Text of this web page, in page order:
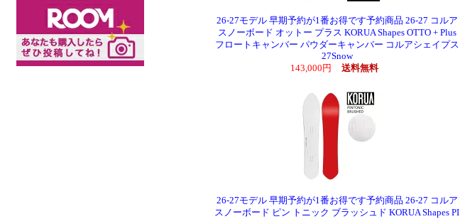
26-27モデル 早期予約が1番お得です予約商品 26-27 コルア
スノーボード オットー プラス KORUA Shapes OTTO + Plus
フロートキャンバー パウダーキャンバー コルアシェイプス
27Snow
143,000円
送料無料
26-27モデル 早期予約が1番お得です予約商品 26-27 コルア
スノーボード ピン トニック ブラッシュド KORUA Shapes PI